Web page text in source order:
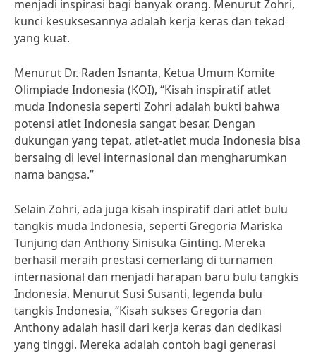
menjadi inspirasi bagi banyak orang. Menurut Zohri,
kunci kesuksesannya adalah kerja keras dan tekad
yang kuat.
Menurut Dr. Raden Isnanta, Ketua Umum Komite
Olimpiade Indonesia (KOI), “Kisah inspiratif atlet
muda Indonesia seperti Zohri adalah bukti bahwa
potensi atlet Indonesia sangat besar. Dengan
dukungan yang tepat, atlet-atlet muda Indonesia bisa
bersaing di level internasional dan mengharumkan
nama bangsa.”
Selain Zohri, ada juga kisah inspiratif dari atlet bulu
tangkis muda Indonesia, seperti Gregoria Mariska
Tunjung dan Anthony Sinisuka Ginting. Mereka
berhasil meraih prestasi cemerlang di turnamen
internasional dan menjadi harapan baru bulu tangkis
Indonesia. Menurut Susi Susanti, legenda bulu
tangkis Indonesia, “Kisah sukses Gregoria dan
Anthony adalah hasil dari kerja keras dan dedikasi
yang tinggi. Mereka adalah contoh bagi generasi